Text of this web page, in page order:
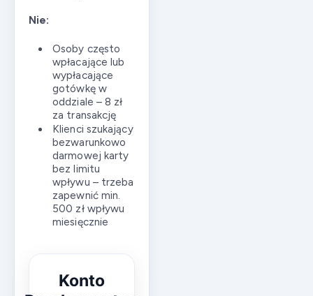
Nie:
Osoby często
wpłacające lub
wypłacające
gotówkę w
oddziale – 8 zł
za transakcję
Klienci szukający
bezwarunkowo
darmowej karty
bez limitu
wpływu – trzeba
zapewnić min.
500 zł wpływu
miesięcznie
Konto